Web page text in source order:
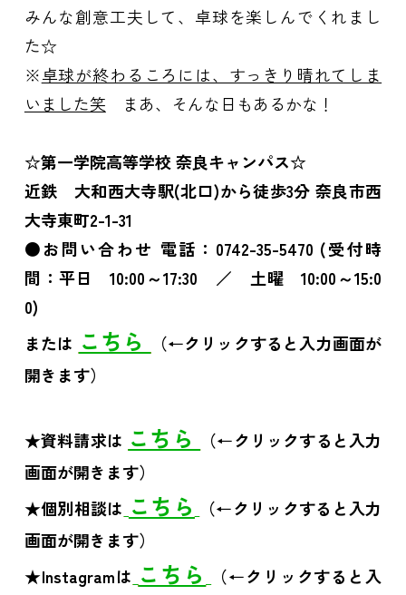
みんな創意工夫して、卓球を楽しんでくれまし
た☆
※卓球が終わるころには、すっきり晴れてしま
いました笑 まあ、そんな日もあるかな！
☆第一学院高等学校 奈良キャンパス☆
近鉄 大和西大寺駅(北口)から徒歩3分 奈良市西
大寺東町2-1-31
●お問い合わせ 電話：0742-35-5470 (受付時
間：平日 10:00～17:30 ／ 土曜 10:00～15:0
0)
または こちら
（←クリックすると入力画面が
開きます）
★資料請求は こちら
（←クリックすると入力
画面が開きます）
★個別相談は こちら
（←クリックすると入力
画面が開きます）
★Instagramは こちら
（←クリックすると入